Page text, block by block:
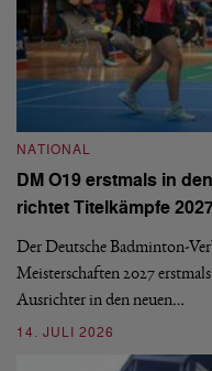
NATIONAL
DM O19 erstmals in
richtet Titelkämpfe
Der Deutsche Badminton-
Meisterschaften 2027
Ausrichter in den neuen…
14. JULI 2026